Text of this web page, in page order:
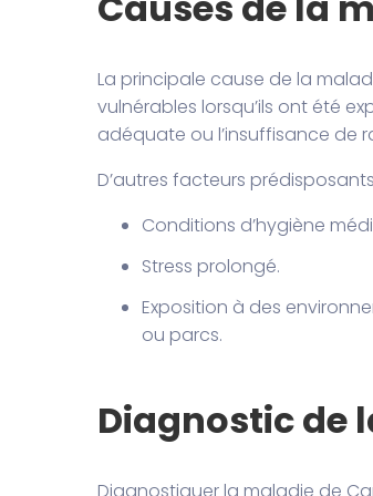
La principale cause de la
vulnérables lorsqu’ils ont été
adéquate ou l’insuffisance de
D’autres facteurs
Conditions d’hygiène
Stress prolongé.
Exposition à des
ou parcs.
Diagnostic de